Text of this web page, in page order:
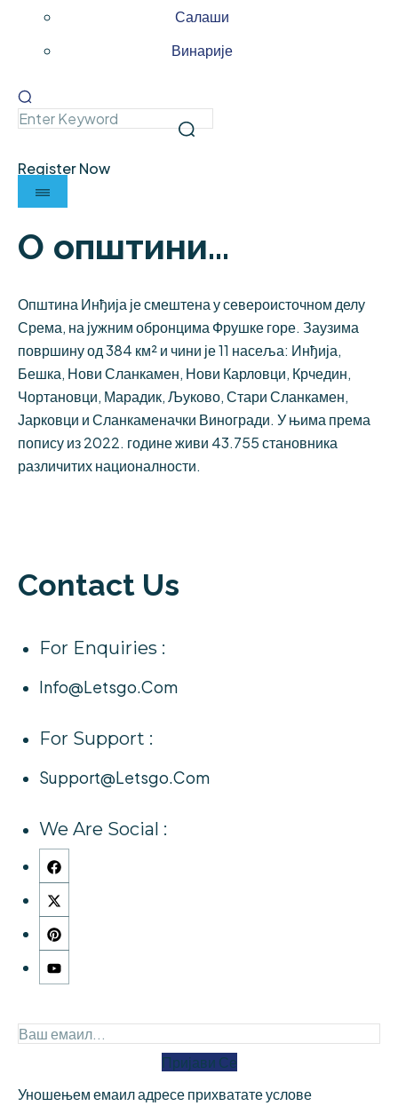
Салаши
Винарије
Register Now
О општини...
Општина Инђија је смештена у североисточном делу
Срема, на јужним обронцима Фрушке горе. Заузима
површину од 384 км² и чини је 11 насеља: Инђија,
Бешка, Нови Сланкамен, Нови Карловци, Крчедин,
Чортановци, Марадик, Љуково, Стари Сланкамен,
Јарковци и Сланкаменачки Виногради. У њима према
попису из 2022. године живи 43.755 становника
различитих националности.
Contact Us
For Enquiries :
Info@letsgo.com
For Support :
Support@letsgo.com
We Are Social :
Пријави Се
Уношењем емаил адресе прихватате услове